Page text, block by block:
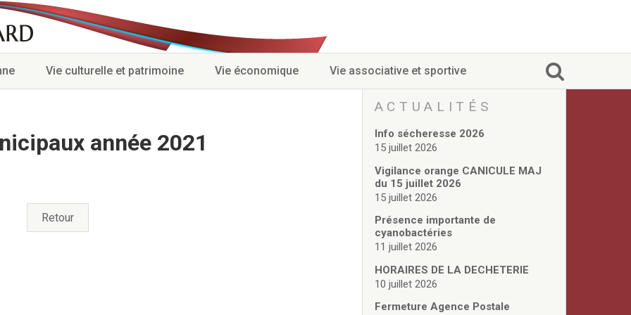
Vie culturelle et patrimoine Vie économique Vie associative et sportive
année 2021
Retour
ACTUALITÉS
Info sécheresse 2026
15 juillet 2026
Vigilance orange CANICULE MAJ
du 15 juillet 2026
15 juillet 2026
Présence importante de
cyanobactéries
11 juillet 2026
HORAIRES DE LA DECHETERIE
10 juillet 2026
Fermeture Agence Postale